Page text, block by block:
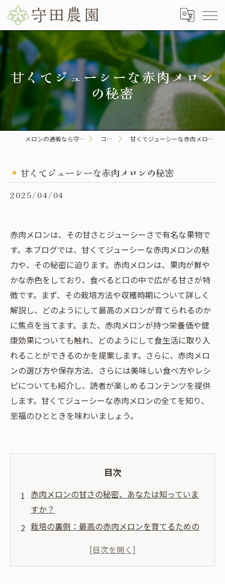
甘くてジューシーな赤肉メロン
の秘密
メロンの通販なら守田農園 コラム 甘くてジューシーな赤肉メロンの秘密
甘くてジューシーな赤肉メロンの秘密
2025/04/04
赤肉メロンは、その甘さとジューシーさで有名な果物で
す。本ブログでは、甘くてジューシーな赤肉メロンの魅
力や、その秘密に迫ります。赤肉メロンは、果肉が鮮や
かな赤色をしており、食べると口の中で広がる甘さが特
徴です。まず、その栽培方法や収穫時期について詳しく
解説し、どのようにして最高のメロンが育てられるのか
に焦点を当てます。また、赤肉メロンが持つ栄養価や健
康効果についても触れ、どのようにして食生活に取り入
れることができるのかを提案します。さらに、赤肉メロ
ンの選び方や保存方法、さらには美味しい食べ方やレシ
ピについても紹介し、読者が楽しめるコンテンツを提供
します。甘くてジューシーな赤肉メロンの全てを知り、
至福のひとときを味わいましょう。
目次
赤肉メロンの甘さの秘密、あなたは知っていま
すか？
栽培の裏側：最高の赤肉メロンを育てるための
赤肉メロンの栄養価：美味しさだけじゃない、